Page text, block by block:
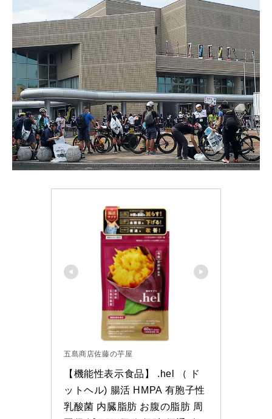
五島商店佐藤の芋屋
【機能性表示食品】 .hel （ ド
ットヘル) 腸活 HMPA 有胞子性
乳酸菌 内臓脂肪 お腹の脂肪 周